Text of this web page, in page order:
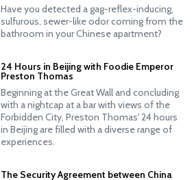
Have you detected a gag-reflex-inducing,
sulfurous, sewer-like odor coming from the
bathroom in your Chinese apartment?
24 Hours in Beijing with Foodie Emperor
Preston Thomas
Beginning at the Great Wall and concluding
with a nightcap at a bar with views of the
Forbidden City, Preston Thomas' 24 hours
in Beijing are filled with a diverse range of
experiences.
The Security Agreement between China